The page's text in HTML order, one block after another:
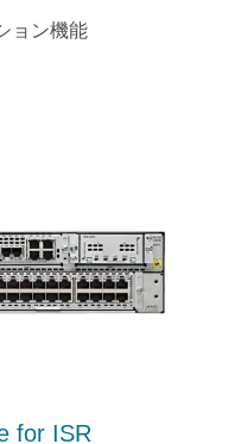
ョン機能
for ISR